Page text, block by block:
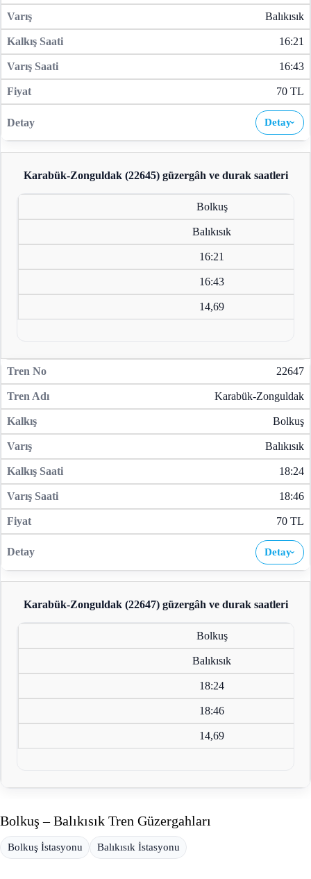
Balıkısık
16:21
16:43
70 TL
Detay›
Karabük-Zonguldak (22645)güzergâh ve durak saatleri
Bolkuş
Balıkısık
16:21
16:43
14,69
22647
Karabük-Zonguldak
Bolkuş
Balıkısık
18:24
18:46
70 TL
Detay›
Karabük-Zonguldak (22647)güzergâh ve durak saatleri
Bolkuş
Balıkısık
18:24
18:46
14,69
Bolkuş – Balıkısık Tren Güzergahları
Bolkuş İstasyonu Balıkısık İstasyonu